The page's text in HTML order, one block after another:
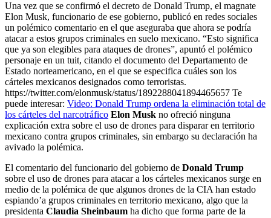
Una vez que se confirmó el decreto de Donald Trump, el magnate
Elon Musk, funcionario de ese gobierno, publicó en redes sociales
un polémico comentario en el que aseguraba que ahora se podría
atacar a estos grupos criminales en suelo mexicano. “Esto significa
que ya son elegibles para ataques de drones”, apuntó el polémico
personaje en un tuit, citando el documento del Departamento de
Estado norteamericano, en el que se especifica cuáles son los
cárteles mexicanos designados como terroristas.
https://twitter.com/elonmusk/status/1892288041894465657 Te
puede interesar: Video: Donald Trump ordena la eliminación total de
los cárteles del narcotráfico Elon Musk no ofreció ninguna
explicación extra sobre el uso de drones para disparar en territorio
mexicano contra grupos criminales, sin embargo su declaración ha
avivado la polémica.
El comentario del funcionario del gobierno de Donald Trump
sobre el uso de drones para atacar a los cárteles mexicanos surge en
medio de la polémica de que algunos drones de la CIA han estado
espiando’a grupos criminales en territorio mexicano, algo que la
presidenta Claudia Sheinbaum ha dicho que forma parte de la